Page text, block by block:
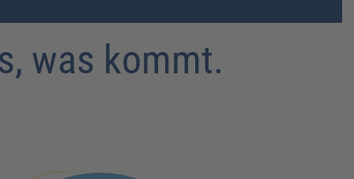
was kommt.